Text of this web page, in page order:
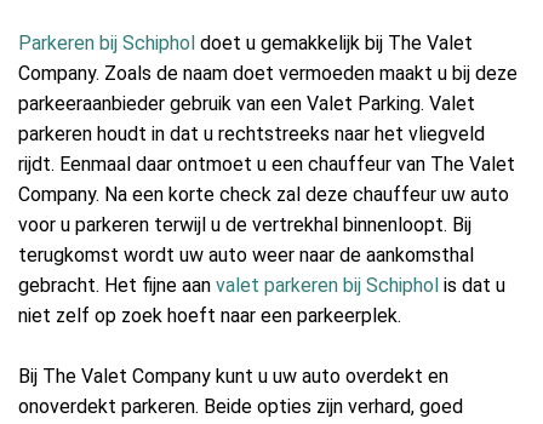
Parkeren bij Schiphol doet u gemakkelijk bij The Valet
Company. Zoals de naam doet vermoeden maakt u bij deze
parkeeraanbieder gebruik van een Valet Parking. Valet
parkeren houdt in dat u rechtstreeks naar het vliegveld
rijdt. Eenmaal daar ontmoet u een chauffeur van The Valet
Company. Na een korte check zal deze chauffeur uw auto
voor u parkeren terwijl u de vertrekhal binnenloopt. Bij
terugkomst wordt uw auto weer naar de aankomsthal
gebracht. Het fijne aan valet parkeren bij Schiphol is dat u
niet zelf op zoek hoeft naar een parkeerplek.
Bij The Valet Company kunt u uw auto overdekt en
onoverdekt parkeren. Beide opties zijn verhard, goed